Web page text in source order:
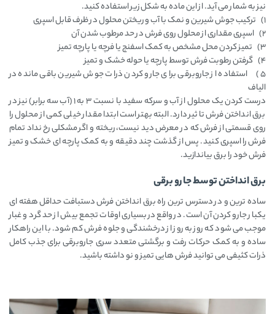
نیز به شمار می آید. از این ماده به شکل زیر استفاده کنید.
1) ترکیب جوش شیرین و نمک با آب و ریختن محلول در ظرف قابل اسپری
2) اسپری مقداری از محلول روی فرش در حد مرطوب شدن آن
3) تمیز کردن محل مشخص به کمک اسفنج یا فرچه یا پارچه تمیز
4) گرفتن رطوبت فرش توسط پارچه یا حوله خشک و تمیز
5) استفاده از جاروبرقی برای جارو کردن ذرات جوش شیرین باقی مانده در
الیاف
درست کردن یک محلول از آب و سرکه سفید با نسبت 3 به 1 (آب سه برابر) نیز در
برق انداختن فرش تاثیر دارد. البته بهتر است ابتدا مقدار خیلی کمی از محلول را
روی قسمتی از فرش که در معرض دید نیست، ریخته و اگر مشکلی رخ نداد تمام
فرش را اسپری کنید. پس از گذشت چند دقیقه و به کمک پارچه ای خشک و تمیز
فرش خود را برق بیاندازید.
برق انداختن توسط جارو برقی
ساده ترین و در دسترس ترین راه برق انداختن فرش دستبافت حداقل هفته ای
یکبار جارو کردن آن است. در واقع در بسیاری اوقات تجمع بیش از حد گرد و غبار
موجب می شود که روز به روز از درخشندگی و جلوه فرش کم شود. با این راهکار
ساده و به کمک حرکات رفت و برگشتی متعدد سری جاروبرقی برای جذب کامل
ذرات کثیفی می توانید فرش هایی تمیز و نو داشته باشید.